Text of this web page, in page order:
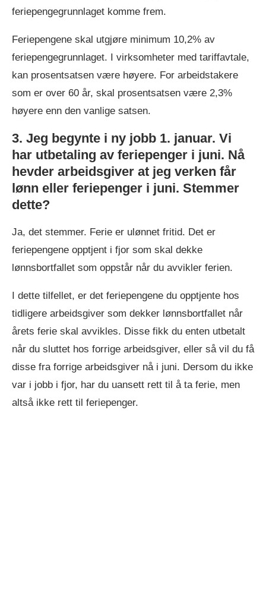
feriepengegrunnlaget komme frem.
Feriepengene skal utgjøre minimum 10,2% av
feriepengegrunnlaget. I virksomheter med tariffavtale,
kan prosentsatsen være høyere. For arbeidstakere
som er over 60 år, skal prosentsatsen være 2,3%
høyere enn den vanlige satsen.
3. Jeg begynte i ny jobb 1. januar. Vi
har utbetaling av feriepenger i juni. Nå
hevder arbeidsgiver at jeg verken får
lønn eller feriepenger i juni. Stemmer
dette?
Ja, det stemmer. Ferie er ulønnet fritid. Det er
feriepengene opptjent i fjor som skal dekke
lønnsbortfallet som oppstår når du avvikler ferien.
I dette tilfellet, er det feriepengene du opptjente hos
tidligere arbeidsgiver som dekker lønnsbortfallet når
årets ferie skal avvikles. Disse fikk du enten utbetalt
når du sluttet hos forrige arbeidsgiver, eller så vil du få
disse fra forrige arbeidsgiver nå i juni. Dersom du ikke
var i jobb i fjor, har du uansett rett til å ta ferie, men
altså ikke rett til feriepenger.